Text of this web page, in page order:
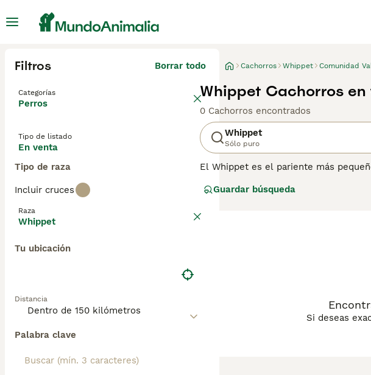
Filtros Borrar todo
Categorías
Perros
Tipo de listado
En venta
Tipo de raza
Incluir cruces
Raza
Whippet
Tu ubicación
Distancia
Palabra clave
Cachorros Whippet Comunidad
Whippet Cachorros en
0 Cachorros encontrados
Whippet
Sólo puro
El Whippet es el pariente más
muchas personas en todo el país. El
Guardar búsqueda
Si deseas